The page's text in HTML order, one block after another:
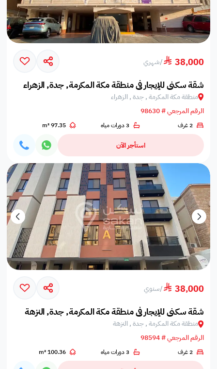
38,000
/شهري
شقة سكني للإيجار في منطقة مكة المكرمة, جدة, الزهراء
منطقة مكة المكرمة , جدة , الزهراء
الرقم المرجعي # 98630
2 غرف 3 دورات مياه 97.35 m²
استأجر الآن
38,000
/سنوي
شقة سكني للإيجار في منطقة مكة المكرمة, جدة, النزهة
منطقة مكة المكرمة , جدة , النزهة
الرقم المرجعي # 98594
2 غرف 3 دورات مياه 100.36 m²